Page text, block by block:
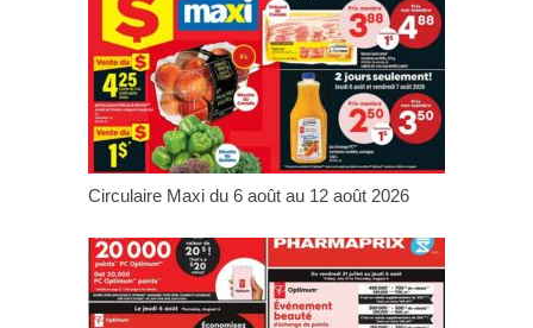
Circulaire Maxi du 6 août au 12 août 2026